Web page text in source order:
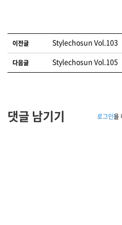
글 네비게이션
이전글 Stylechosun Vol.103
다음글 Stylechosun Vol.105
댓글 남기기 로그인을